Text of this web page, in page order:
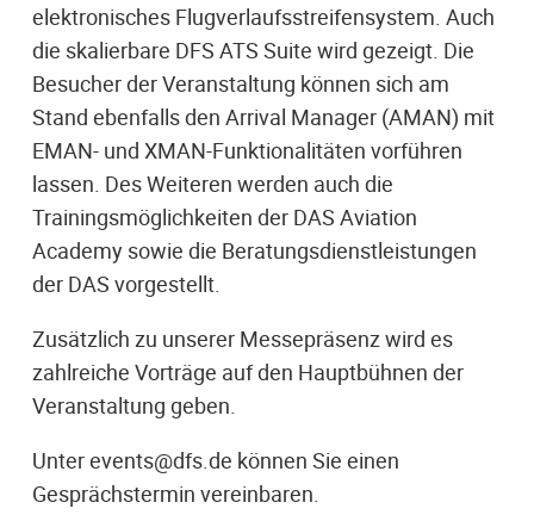
elektronisches Flugverlaufsstreifensystem. Auch
die skalierbare DFS ATS Suite wird gezeigt. Die
Besucher der Veranstaltung können sich am
Stand ebenfalls den Arrival Manager (AMAN) mit
EMAN- und XMAN-Funktionalitäten vorführen
lassen. Des Weiteren werden auch die
Trainingsmöglichkeiten der DAS Aviation
Academy sowie die Beratungsdienstleistungen
der DAS vorgestellt.
Zusätzlich zu unserer Messepräsenz wird es
zahlreiche Vorträge auf den Hauptbühnen der
Veranstaltung geben.
Unter events@dfs.de können Sie einen
Gesprächstermin vereinbaren.